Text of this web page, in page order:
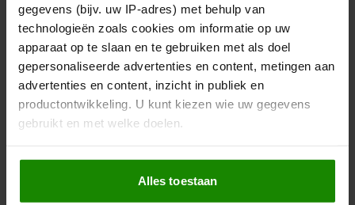
gegevens (bijv. uw IP-adres) met behulp van
technologieën zoals cookies om informatie op uw
apparaat op te slaan en te gebruiken met als doel
gepersonaliseerde advertenties en content, metingen aan
advertenties en content, inzicht in publiek en
productontwikkeling. U kunt kiezen wie uw gegevens
gebruikt en met welke doelen.
Als u het toestaat, willen we ook graag:
Informatie verzamelen over uw geografische
locatie, die tot een paar meter nauwkeurig kan zijn
Alles toestaan
Jordanië staat maandag stil bij de troonsbestijging
van koning Abdullah (63). Het is precies 26 jaar
geleden dat de vorst werd gekroond. Op het sociale
platform X feliciteert het koninklijk hof hem met dit
jubileum.